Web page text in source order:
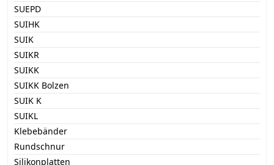
SUEPD
SUIHK
SUIK
SUIKR
SUIKK
SUIKK Bolzen
SUIK K
SUIKL
Klebebänder
Rundschnur
Silikonplatten